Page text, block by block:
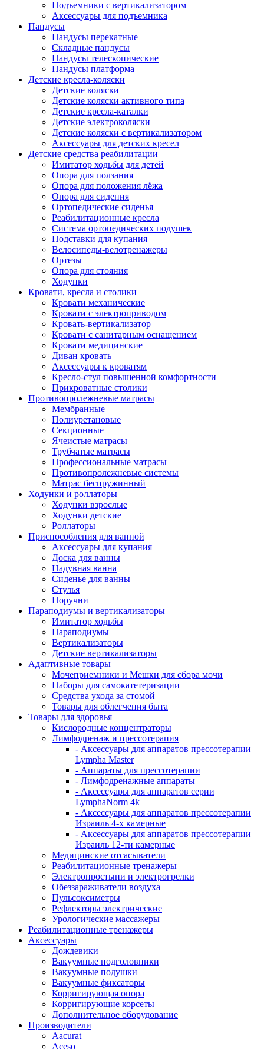
Подъемники с вертикализатором
Аксессуары для подъемника
Пандусы
Пандусы перекатные
Складные пандусы
Пандусы телескопические
Пандусы платформа
Детские кресла-коляски
Детские коляски
Детские коляски активного типа
Детские кресла-каталки
Детские электроколяски
Детские коляски с вертикализатором
Аксессуары для детских кресел
Детские средства реабилитации
Имитатор ходьбы для детей
Опора для ползания
Опора для положения лёжа
Опора для сидения
Ортопедические сиденья
Реабилитационные кресла
Система ортопедических подушек
Подставки для купания
Велосипеды-велотренажеры
Ортезы
Опора для стояния
Ходунки
Кровати, кресла и столики
Кровати механические
Кровати с электроприводом
Кровать-вертикализатор
Кровати с санитарным оснащением
Кровати медицинские
Диван кровать
Аксессуары к кроватям
Кресло-стул повышенной комфортности
Прикроватные столики
Противопролежневые матрасы
Мембранные
Полиуретановые
Секционные
Ячеистые матрасы
Трубчатые матрасы
Профессиональные матрасы
Противопролежневые системы
Матрас беспружинный
Ходунки и роллаторы
Ходунки взрослые
Ходунки детские
Роллаторы
Приспособления для ванной
Аксессуары для купания
Доска для ванны
Надувная ванна
Сиденье для ванны
Стулья
Поручни
Параподиумы и вертикализаторы
Имитатор ходьбы
Параподиумы
Вертикализаторы
Детские вертикализаторы
Адаптивные товары
Мочеприемники и Мешки для сбора мочи
Наборы для самокатетеризации
Средства ухода за стомой
Товары для облегчения быта
Товары для здоровья
Кислородные концентраторы
Лимфодренаж и прессотерапия
- Аксессуары для аппаратов прессотерапии
Lympha Master
- Аппараты для прессотерапии
- Лимфодренажные аппараты
- Аксессуары для аппаратов серии
LymphaNorm 4k
- Аксессуары для аппаратов прессотерапии
Израиль 4-х камерные
- Аксессуары для аппаратов прессотерапии
Израиль 12-ти камерные
Медицинские отсасыватели
Реабилитационные тренажеры
Электропростыни и электрогрелки
Обеззараживатели воздуха
Пульсоксиметры
Рефлекторы электрические
Урологические массажеры
Реабилитационные тренажеры
Аксессуары
Дождевики
Вакуумные подголовники
Вакуумные подушки
Вакуумные фиксаторы
Корригирующая опора
Корригирующие корсеты
Дополнительное оборудование
Производители
Aacurat
Aceso